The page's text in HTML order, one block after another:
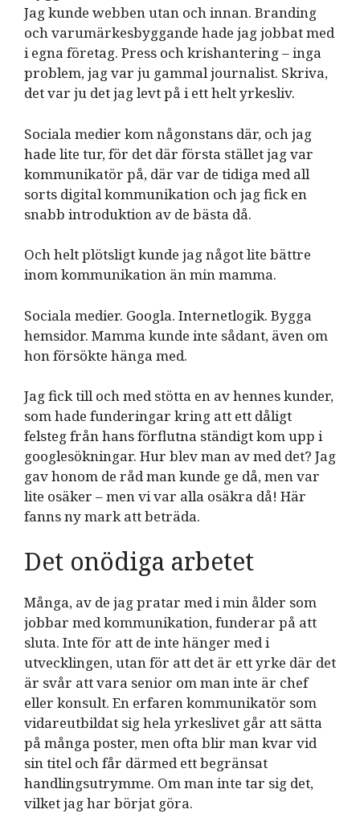
Jag kunde webben utan och innan. Branding
och varumärkesbyggande hade jag jobbat med
i egna företag. Press och krishantering – inga
problem, jag var ju gammal journalist. Skriva,
det var ju det jag levt på i ett helt yrkesliv.
Sociala medier kom någonstans där, och jag
hade lite tur, för det där första stället jag var
kommunikatör på, där var de tidiga med all
sorts digital kommunikation och jag fick en
snabb introduktion av de bästa då.
Och helt plötsligt kunde jag något lite bättre
inom kommunikation än min mamma.
Sociala medier. Googla. Internetlogik. Bygga
hemsidor. Mamma kunde inte sådant, även om
hon försökte hänga med.
Jag fick till och med stötta en av hennes kunder,
som hade funderingar kring att ett dåligt
felsteg från hans förflutna ständigt kom upp i
googlesökningar. Hur blev man av med det? Jag
gav honom de råd man kunde ge då, men var
lite osäker – men vi var alla osäkra då! Här
fanns ny mark att beträda.
Det onödiga arbetet
Många, av de jag pratar med i min ålder som
jobbar med kommunikation, funderar på att
sluta. Inte för att de inte hänger med i
utvecklingen, utan för att det är ett yrke där det
är svår att vara senior om man inte är chef
eller konsult. En erfaren kommunikatör som
vidareutbildat sig hela yrkeslivet går att sätta
på många poster, men ofta blir man kvar vid
sin titel och får därmed ett begränsat
handlingsutrymme. Om man inte tar sig det,
vilket jag har börjat göra.